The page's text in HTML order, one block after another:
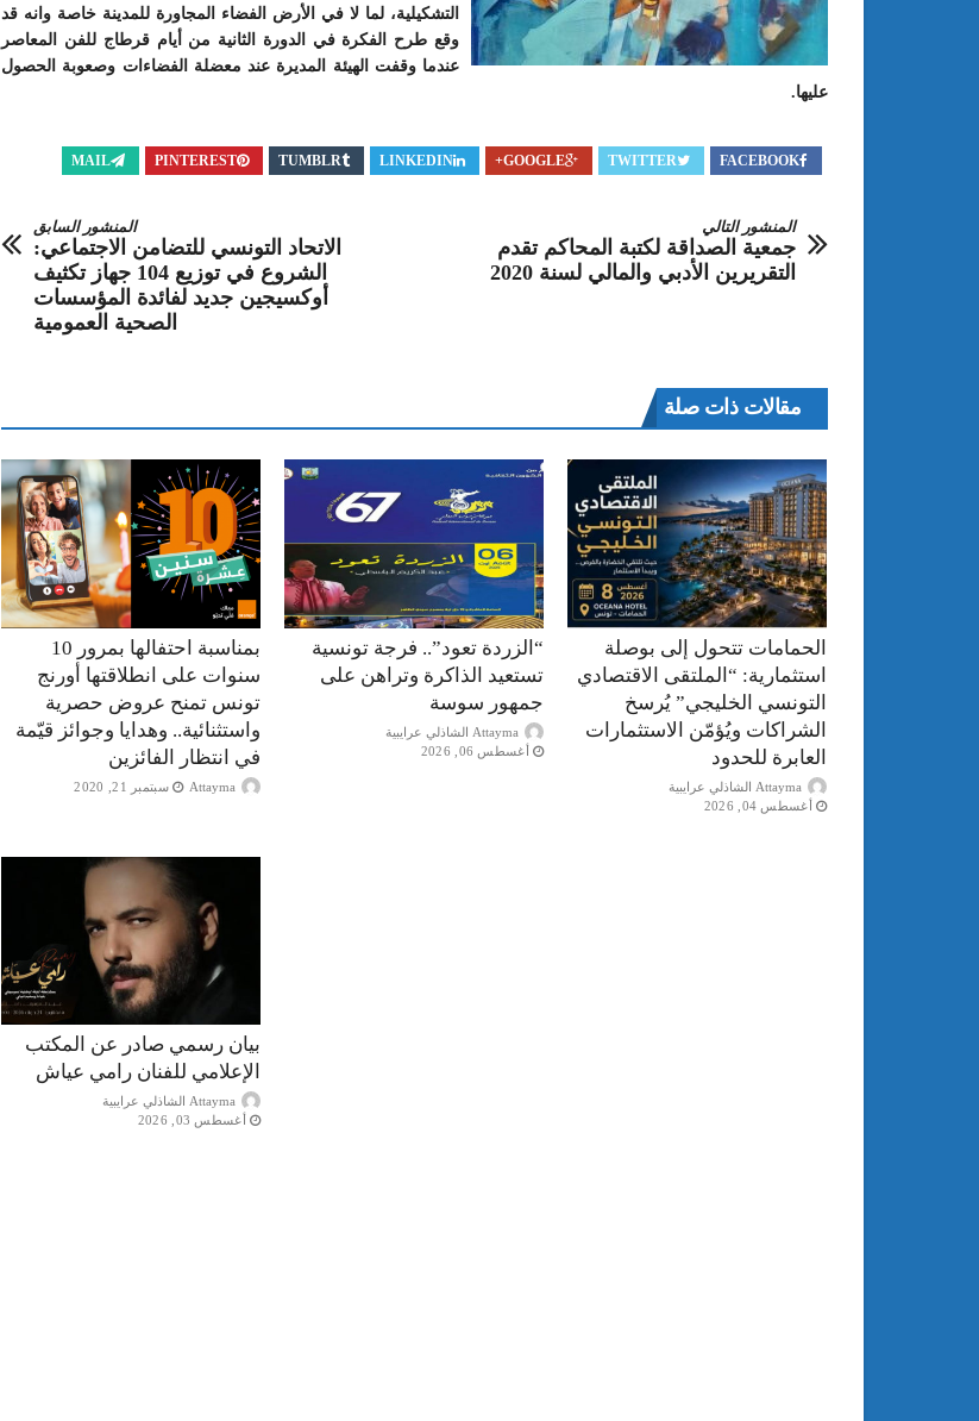
التشكيلية، لما لا في الأرض الفضاء المجاورة للمدينة خاصة وانه قد
وقع طرح الفكرة في الدورة الثانية من أيام قرطاج للفن المعاصر
عندما وقفت الهيئة المديرة عند معضلة الفضاءات وصعوبة الحصول
عليها.
FACEBOOK
TWITTER
GOOGLE+
LINKEDIN
TUMBLR
PINTEREST
MAIL
المنشور السابق
الاتحاد التونسي للتضامن الاجتماعي:
الشروع في توزيع 104 جهاز تكثيف
أوكسيجين جديد لفائدة المؤسسات
الصحية العمومية
المنشور التالي
جمعية الصداقة لكتبة المحاكم تقدم
التقريرين الأدبي والمالي لسنة 2020
مقالات ذات صلة
بمناسبة احتفالها بمرور 10
سنوات على انطلاقتها أورنج
تونس تمنح عروض حصرية
واستثنائية.. وهدايا وجوائز قيّمة
في انتظار الفائزين
Attayma سبتمبر 21, 2020
“الزردة تعود”.. فرجة تونسية
تستعيد الذاكرة وتراهن على
جمهور سوسة
Attayma الشاذلي عرايبية
أغسطس 06, 2026
الحمامات تتحول إلى بوصلة
استثمارية: “الملتقى الاقتصادي
التونسي الخليجي” يُرسخ
الشراكات ويُؤمّن الاستثمارات
العابرة للحدود
Attayma الشاذلي عرايبية
أغسطس 04, 2026
بيان رسمي صادر عن المكتب
الإعلامي للفنان رامي عياش
Attayma الشاذلي عرايبية
أغسطس 03, 2026